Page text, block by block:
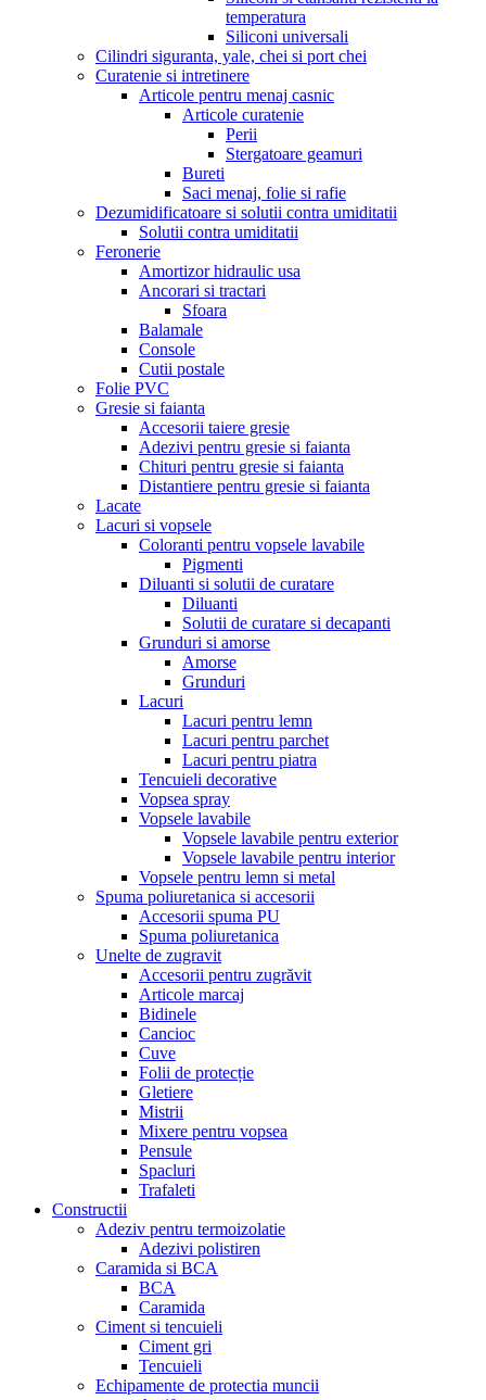
temperatura
Siliconi universali
Cilindri siguranta, yale, chei si port chei
Curatenie si intretinere
Articole pentru menaj casnic
Articole curatenie
Perii
Stergatoare geamuri
Bureti
Saci menaj, folie si rafie
Dezumidificatoare si solutii contra umiditatii
Solutii contra umiditatii
Feronerie
Amortizor hidraulic usa
Ancorari si tractari
Sfoara
Balamale
Console
Cutii postale
Folie PVC
Gresie si faianta
Accesorii taiere gresie
Adezivi pentru gresie si faianta
Chituri pentru gresie si faianta
Distantiere pentru gresie si faianta
Lacate
Lacuri si vopsele
Coloranti pentru vopsele lavabile
Pigmenti
Diluanti si solutii de curatare
Diluanti
Solutii de curatare si decapanti
Grunduri si amorse
Amorse
Grunduri
Lacuri
Lacuri pentru lemn
Lacuri pentru parchet
Lacuri pentru piatra
Tencuieli decorative
Vopsea spray
Vopsele lavabile
Vopsele lavabile pentru exterior
Vopsele lavabile pentru interior
Vopsele pentru lemn si metal
Spuma poliuretanica si accesorii
Accesorii spuma PU
Spuma poliuretanica
Unelte de zugravit
Accesorii pentru zugrăvit
Articole marcaj
Bidinele
Cancioc
Cuve
Folii de protecție
Gletiere
Mistrii
Mixere pentru vopsea
Pensule
Spacluri
Trafaleti
Constructii
Adeziv pentru termoizolatie
Adezivi polistiren
Caramida si BCA
BCA
Caramida
Ciment si tencuieli
Ciment gri
Tencuieli
Echipamente de protectia muncii